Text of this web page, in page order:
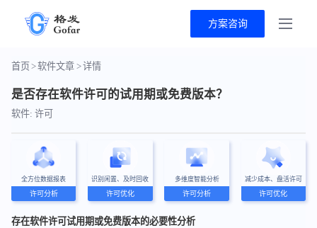
方案咨询
首页>软件文章 >详情
是否存在软件许可的试用期或免费版本？
软件: 许可
全方位数据报表
许可分析
识别闲置、及时回收
许可优化
多维度智能分析
许可分析
减少成本、盘活许可
许可优化
存在软件许可试用期或免费版本的必要性分析